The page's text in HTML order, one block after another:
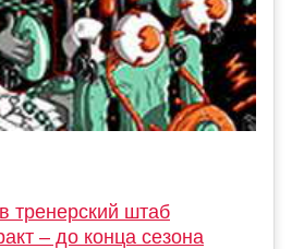
тренерский штаб
– до конца сезона